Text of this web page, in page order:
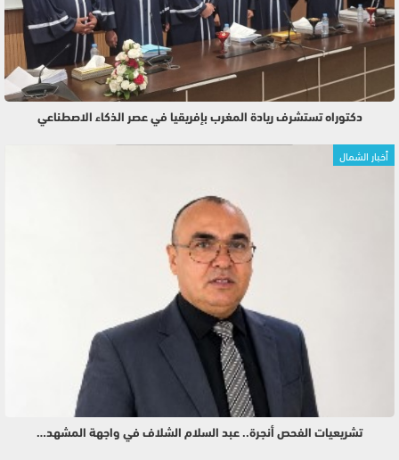
دكتوراه تستشرف ريادة المغرب بإفريقيا في عصر الذكاء الاصطناعي
أخبار الشمال
تشريعيات الفحص أنجرة.. عبد السلام الشلاف في واجهة المشهد…